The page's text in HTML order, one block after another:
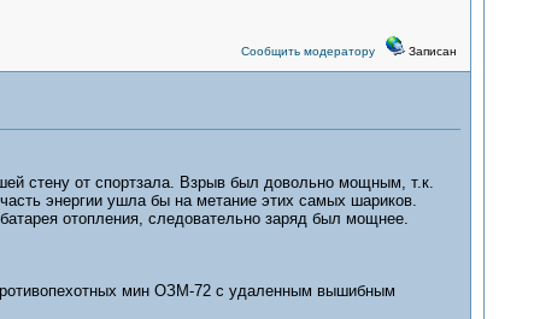
Сообщить модератору Записан
стену от спортзала. Взрыв был довольно мощным, т.к.
энергии ушла бы на метание этих самых шариков.
отопления, следовательно заряд был мощнее.
мин ОЗМ-72 с удаленным вышибным